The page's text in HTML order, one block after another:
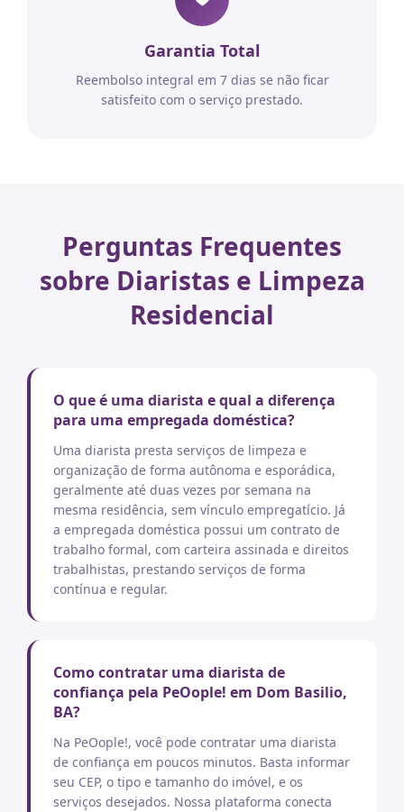
Garantia Total
Reembolso integral em 7 dias se não ficar
satisfeito com o serviço prestado.
Perguntas Frequentes
sobre Diaristas e Limpeza
Residencial
O que é uma diarista e qual a diferença
para uma empregada doméstica?
Uma diarista presta serviços de limpeza e
organização de forma autônoma e esporádica,
geralmente até duas vezes por semana na
mesma residência, sem vínculo empregatício. Já
a empregada doméstica possui um contrato de
trabalho formal, com carteira assinada e direitos
trabalhistas, prestando serviços de forma
contínua e regular.
Como contratar uma diarista de
confiança pela PeOople! em Dom Basilio,
BA?
Na PeOople!, você pode contratar uma diarista
de confiança em poucos minutos. Basta informar
seu CEP, o tipo e tamanho do imóvel, e os
serviços desejados. Nossa plataforma conecta